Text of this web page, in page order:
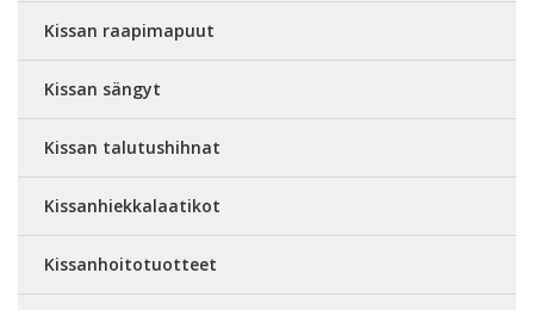
Kissan raapimapuut
Kissan sängyt
Kissan talutushihnat
Kissanhiekkalaatikot
Kissanhoitotuotteet